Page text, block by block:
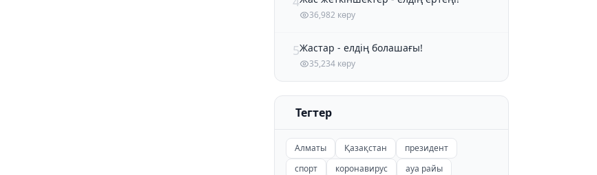
36,982 көру
5Жастар - елдің болашағы!
35,234 көру
Тегтер
Алматы Қазақстан
президент
спорт
коронавирус
ауа райы